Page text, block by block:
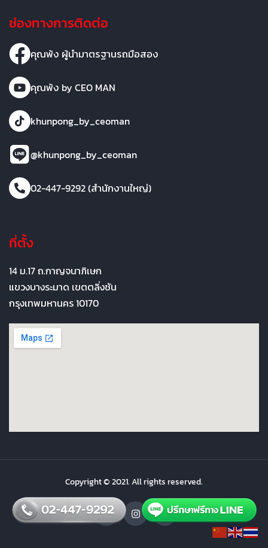
ช่องทางการติดต่อ
คุณพ้ง ผู้นำมาตรฐานรถมือสอง
คุณพ้ง by CEO MAN
khunpong_by_ceoman
@khunpong_by_ceoman
02-447-9292 (สำนักงานใหญ่)
ที่ตั้ง
14 ม.17 ถ.กาญจนาภิเษก
แขวงบางระมาด เขตตลิ่งชัน
กรุงเทพมหานคร 10170
Copyright © 2021. All rights reserved.